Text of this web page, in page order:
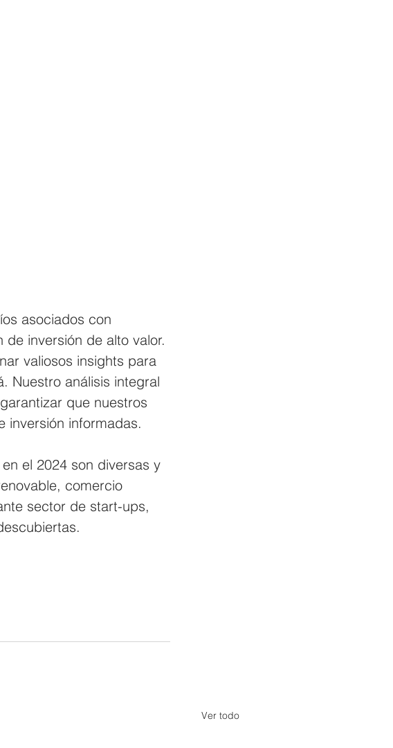
asociados con
inversión de alto valor.
valiosos insights para
Nuestro análisis integral
que nuestros
inversión informadas.
el 2024 son diversas y
comercio
sector de start-ups,
Ver todo